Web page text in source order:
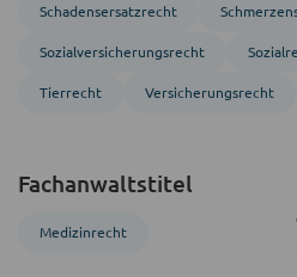
Schadensersatzrecht
Sozial­versicherungs­recht
Tier­recht Versicherungsrecht
Fachanwaltstitel
Medizinrecht